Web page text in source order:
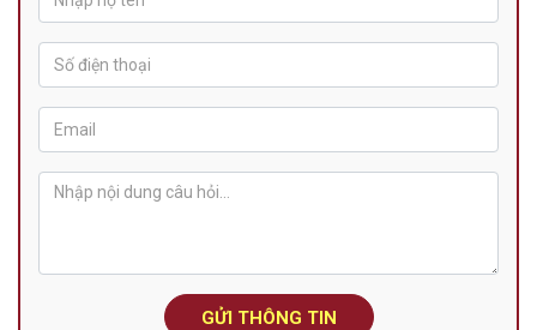
GỬI THÔNG TIN